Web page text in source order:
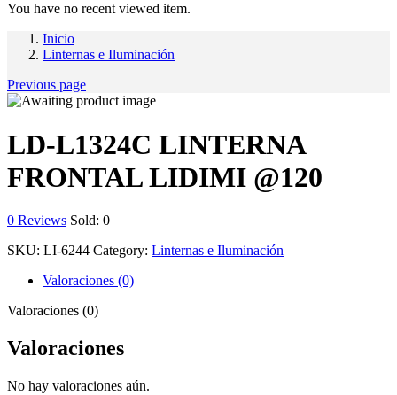
You have no recent viewed item.
Inicio
Linternas e Iluminación
Previous page
LD-L1324C LINTERNA
FRONTAL LIDIMI @120
0 Reviews Sold: 0
SKU: LI-6244 Category: Linternas e Iluminación
Valoraciones (0)
Valoraciones (0)
Valoraciones
No hay valoraciones aún.